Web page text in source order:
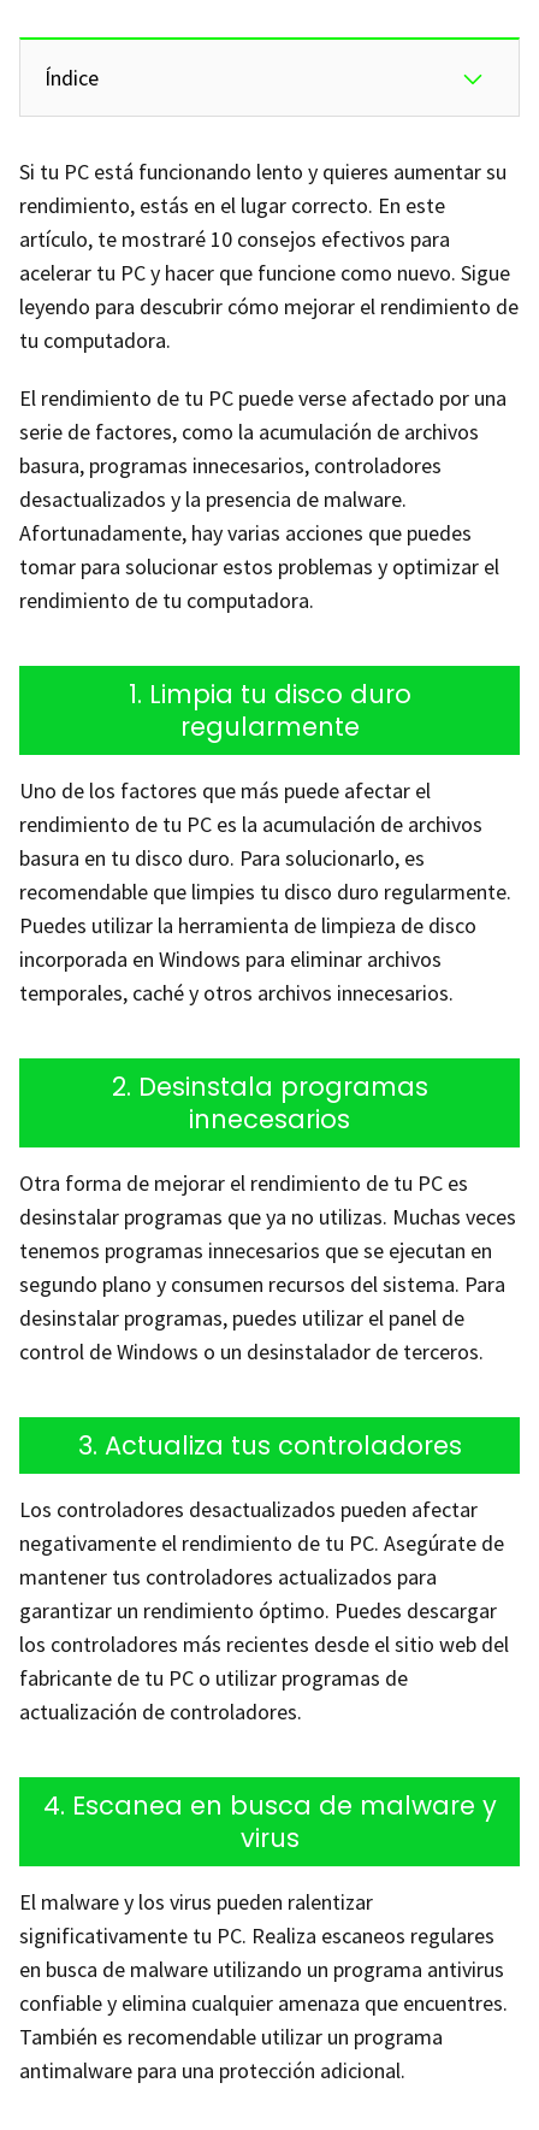
Índice
Si tu PC está funcionando lento y quieres aumentar su
rendimiento, estás en el lugar correcto. En este
artículo, te mostraré 10 consejos efectivos para
acelerar tu PC y hacer que funcione como nuevo. Sigue
leyendo para descubrir cómo mejorar el rendimiento de
tu computadora.
El rendimiento de tu PC puede verse afectado por una
serie de factores, como la acumulación de archivos
basura, programas innecesarios, controladores
desactualizados y la presencia de malware.
Afortunadamente, hay varias acciones que puedes
tomar para solucionar estos problemas y optimizar el
rendimiento de tu computadora.
1. Limpia tu disco duro
regularmente
Uno de los factores que más puede afectar el
rendimiento de tu PC es la acumulación de archivos
basura en tu disco duro. Para solucionarlo, es
recomendable que limpies tu disco duro regularmente.
Puedes utilizar la herramienta de limpieza de disco
incorporada en Windows para eliminar archivos
temporales, caché y otros archivos innecesarios.
2. Desinstala programas
innecesarios
Otra forma de mejorar el rendimiento de tu PC es
desinstalar programas que ya no utilizas. Muchas veces
tenemos programas innecesarios que se ejecutan en
segundo plano y consumen recursos del sistema. Para
desinstalar programas, puedes utilizar el panel de
control de Windows o un desinstalador de terceros.
3. Actualiza tus controladores
Los controladores desactualizados pueden afectar
negativamente el rendimiento de tu PC. Asegúrate de
mantener tus controladores actualizados para
garantizar un rendimiento óptimo. Puedes descargar
los controladores más recientes desde el sitio web del
fabricante de tu PC o utilizar programas de
actualización de controladores.
4. Escanea en busca de malware y
virus
El malware y los virus pueden ralentizar
significativamente tu PC. Realiza escaneos regulares
en busca de malware utilizando un programa antivirus
confiable y elimina cualquier amenaza que encuentres.
También es recomendable utilizar un programa
antimalware para una protección adicional.